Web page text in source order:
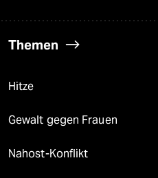
Themen
Hitze
Gewalt gegen Frauen
Nahost-Konflikt